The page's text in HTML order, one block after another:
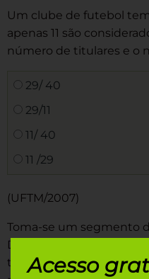
Um clube de futebol
apenas 11 são
número de titulares e o
29/ 40
29/11
11/ 40
11 /29
(UFTM/2007)
Toma-se um segmento
Divide-se o segmento
tira-se a parte do meio.
Acesso